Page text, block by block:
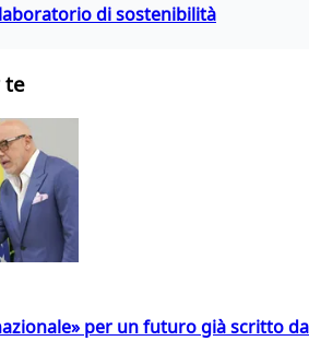
di sostenibilità
te
per un futuro già scritto